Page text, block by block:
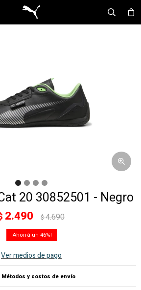
20 30852501 - Negro
2.490 $4.690
46
Ver medios de pago
Métodos y costos de envío